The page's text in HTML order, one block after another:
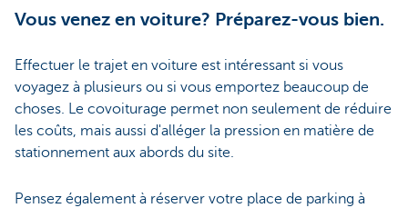
Vous venez en voiture? Préparez-vous bien.
Effectuer le trajet en voiture est intéressant si vous
voyagez à plusieurs ou si vous emportez beaucoup de
choses. Le covoiturage permet non seulement de réduire
les coûts, mais aussi d'alléger la pression en matière de
stationnement aux abords du site.
Pensez également à réserver votre place de parking à